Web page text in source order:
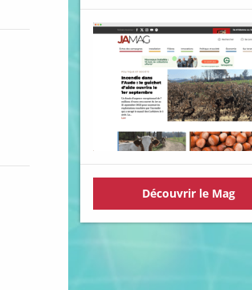
Découvrir le Mag